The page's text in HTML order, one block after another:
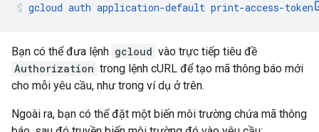
gcloud auth application-default print-access-token
Bạn có thể đưa lệnh gcloud vào trực tiếp tiêu đề
Authorization trong lệnh cURL để tạo mã thông báo mới
cho mỗi yêu cầu, như trong ví dụ ở trên.
Ngoài ra, bạn có thể đặt một biến môi trường chứa mã thông